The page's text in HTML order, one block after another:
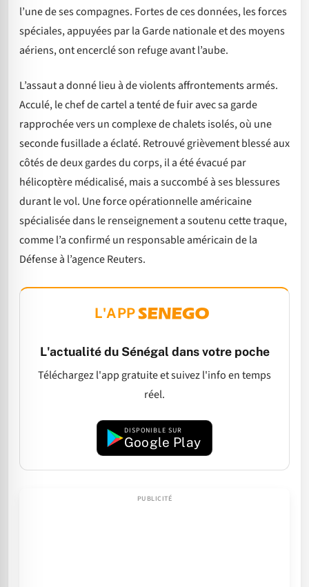
l’une de ses compagnes. Fortes de ces données, les forces
spéciales, appuyées par la Garde nationale et des moyens
aériens, ont encerclé son refuge avant l’aube.
L’assaut a donné lieu à de violents affrontements armés.
Acculé, le chef de cartel a tenté de fuir avec sa garde
rapprochée vers un complexe de chalets isolés, où une
seconde fusillade a éclaté. Retrouvé grièvement blessé aux
côtés de deux gardes du corps, il a été évacué par
hélicoptère médicalisé, mais a succombé à ses blessures
durant le vol. Une force opérationnelle américaine
spécialisée dans le renseignement a soutenu cette traque,
comme l’a confirmé un responsable américain de la
Défense à l’agence Reuters.
L'APP
L'actualité du Sénégal dans votre poche
Téléchargez l'app gratuite et suivez l'info en temps
réel.
DISPONIBLE SUR
Google Play